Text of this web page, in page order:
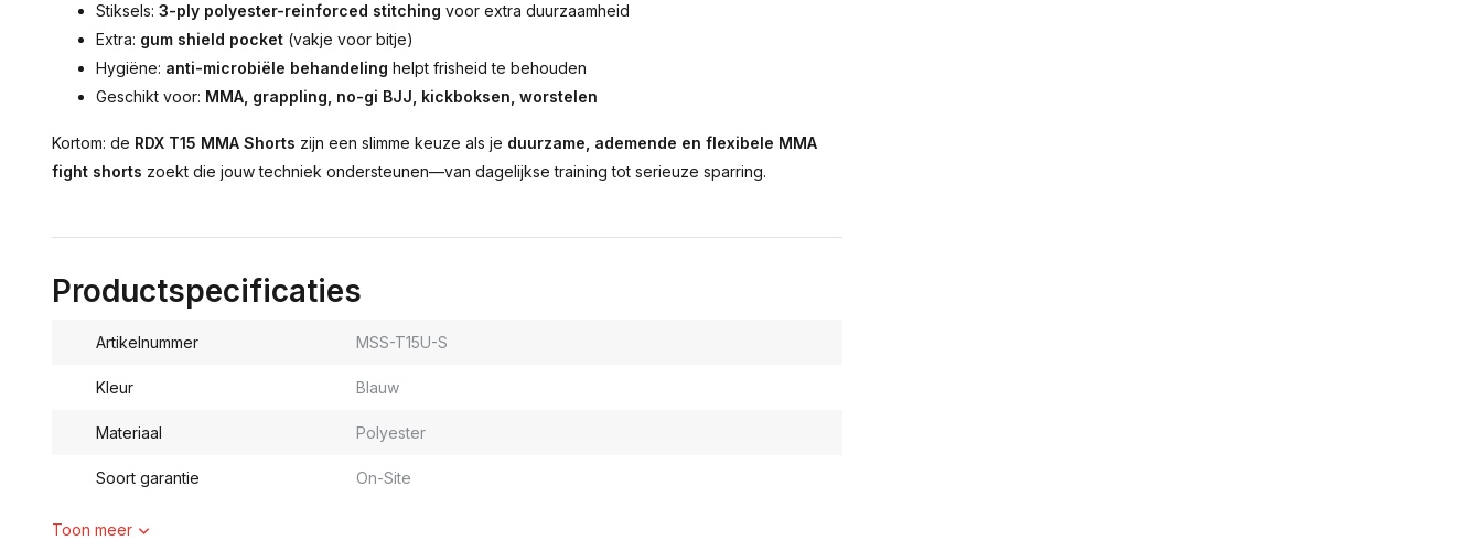
Stiksels: 3-ply polyester-reinforced stitching voor extra duurzaamheid
Extra: gum shield pocket (vakje voor bitje)
Hygiëne: anti-microbiële behandeling helpt frisheid te behouden
Geschikt voor: MMA, grappling, no-gi BJJ, kickboksen, worstelen
Kortom: de RDX T15 MMA Shorts zijn een slimme keuze als je duurzame, ademende en flexibele MMA
fight shorts zoekt die jouw techniek ondersteunen—van dagelijkse training tot serieuze sparring.
Productspecificaties
Artikelnummer MSS-T15U-S
Kleur Blauw
Materiaal Polyester
Soort garantie On-Site
Toon meer